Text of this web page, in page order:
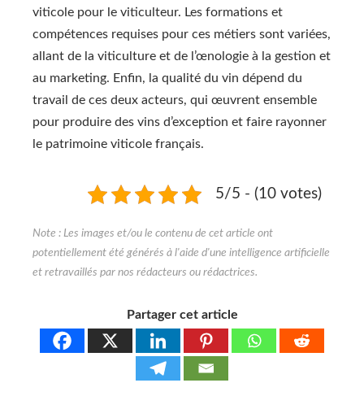
viticole pour le viticulteur. Les formations et
compétences requises pour ces métiers sont variées,
allant de la viticulture et de l’œnologie à la gestion et
au marketing. Enfin, la qualité du vin dépend du
travail de ces deux acteurs, qui œuvrent ensemble
pour produire des vins d’exception et faire rayonner
le patrimoine viticole français.
5/5 - (10 votes)
Partager cet article